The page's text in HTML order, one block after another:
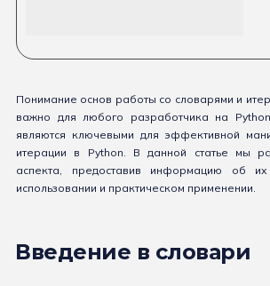
Понимание основ работы со словарями и
важно для любого разработчика на
являются ключевыми для эффективной
итерации в Python. В данной статье мы
аспекта, предоставив информацию об их
использовании и практическом применении.
Введение в словари